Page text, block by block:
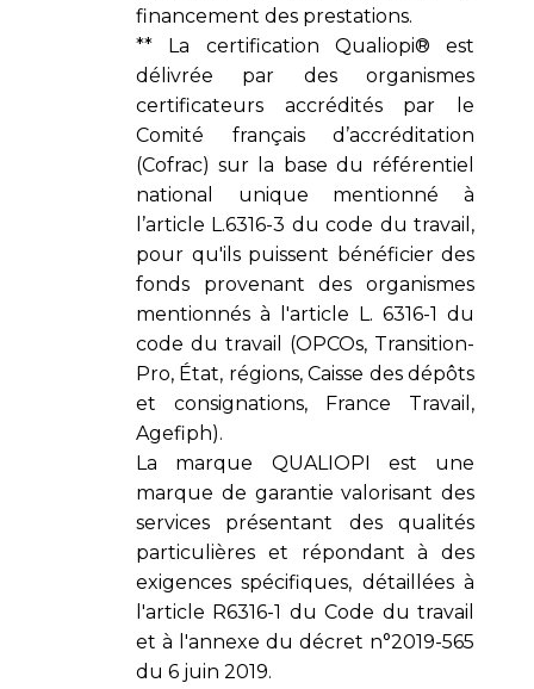
financement des prestations.
** La certification Qualiopi® est
délivrée par des organismes
certificateurs accrédités par le
Comité français d’accréditation
(Cofrac) sur la base du référentiel
national unique mentionné à
l’article L.6316-3 du code du travail,
pour qu'ils puissent bénéficier des
fonds provenant des organismes
mentionnés à l'article L. 6316-1 du
code du travail (OPCOs, Transition-
Pro, État, régions, Caisse des dépôts
et consignations, France Travail,
Agefiph).
La marque QUALIOPI est une
marque de garantie valorisant des
services présentant des qualités
particulières et répondant à des
exigences spécifiques, détaillées à
l'article R6316-1 du Code du travail
et à l'annexe du décret n°2019-565
du 6 juin 2019.